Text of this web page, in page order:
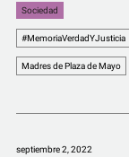
PRODUCTOS
COMUNIDAD
QUIÉNES SOMOS
Sociedad
#MemoriaVerdadYJusticia
Madres de Plaza de Mayo
septiembre 2, 2022